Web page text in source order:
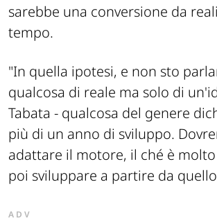
sarebbe una conversione da
tempo.
"In quella ipotesi, e non sto
qualcosa di reale ma solo di
Tabata - qualcosa del genere
più di un anno di sviluppo.
adattare il motore, il ché è
poi sviluppare a partire da
ADV